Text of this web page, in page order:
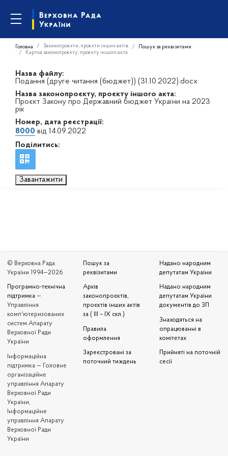
Головна Законопроєкти, проєкти інших актів
Пошук за реквізитами
Картка законопроєкту, проєкту іншого акта
Назва файлу:
Подання (друге читання (бюджет)) (31.10.2022).docx
Назва законопроєкту, проєкту іншого акта:
Проєкт Закону про Державний бюджет України на 2023
рік
Номер, дата реєстрації:
8000 від 14.09.2022
Поділитись:
Завантажити
© Верховна Рада
України 1994—2026
Програмно-технічна
підтримка —
Управління
комп'ютеризованих
систем Апарату
Верховної Ради
України
Iнформаційна
підтримка — Головне
організаційне
управління Апарату
Верховної Ради
України,
Інформаційне
управління Апарату
Верховної Ради
України
Пошук за
реквізитами
Архів
законопроєктів,
проєктів інших актів
за ( III – IX скл.)
Правила
оформлення
Зареєстровані за
поточний тиждень
Надано народним
депутатам України
Надано народним
депутатам України
документів до ЗП
Знаходяться на
опрацюванні в
комітетах
Прийняті на поточній
сесії